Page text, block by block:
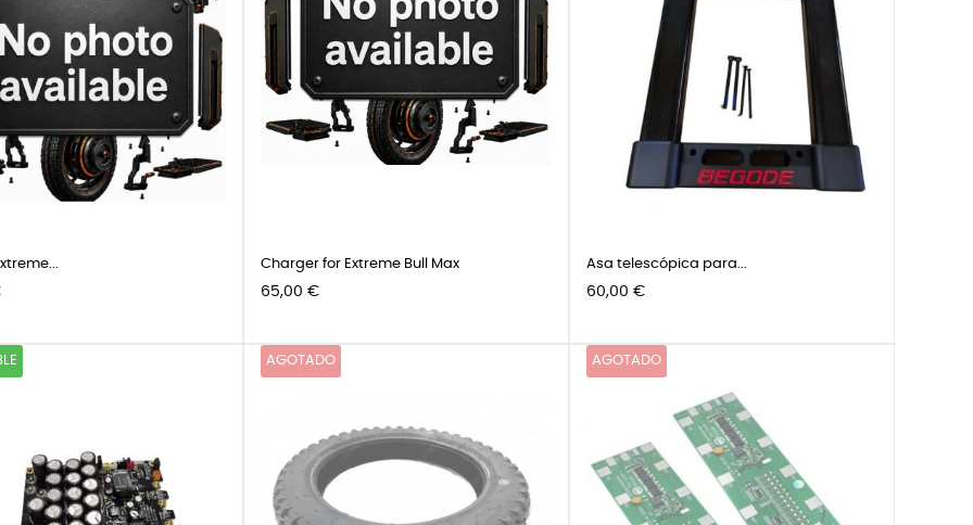
Charger for Extreme Bull Max
Precio
65,00 €
Asa telescópica para...
Precio
60,00 €
AGOTADO AGOTADO